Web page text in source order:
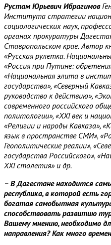
Рустам Юрьевич Ибрагимов
Института стратегии
социологических наук,
органах прокуратуры
Ставропольском крае. Автор
«Русская рулетка.
«Россия при Путине:
«Национальная элита в
государства», «Северный
руководство к действию»,
современного российского
политологии», «XXI век и
«Религии и народы Кавказа»,
язык в пространстве СМИ»,
Геополитические реалии»,
государства Российского»,
XXI столетия» и др.
– В Дагестане находится
республика, в которой есть
богатая самобытная
способствовать развитию
Вашему мнению, необходимо
направления? Как много